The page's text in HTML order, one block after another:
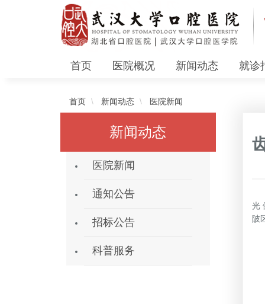
首页 医院概况 新闻动态 就诊
首页 新闻动态 医院新闻
光
陂
新闻动态
医院新闻
通知公告
招标公告
科普服务